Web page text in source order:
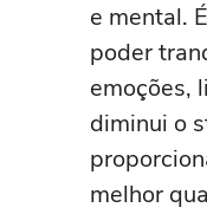
e mental.
poder
emoções,
diminui o
melhor